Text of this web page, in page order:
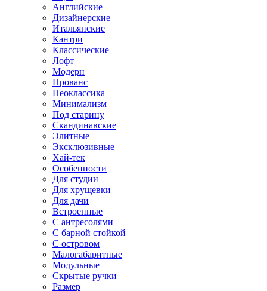
Английские
Дизайнерские
Итальянские
Кантри
Классические
Лофт
Модерн
Прованс
Неоклассика
Минимализм
Под старину
Скандинавские
Элитные
Эксклюзивные
Хай-тек
Особенности
Для студии
Для хрущевки
Для дачи
Встроенные
С антресолями
С барной стойкой
С островом
Малогабаритные
Модульные
Скрытые ручки
Размер